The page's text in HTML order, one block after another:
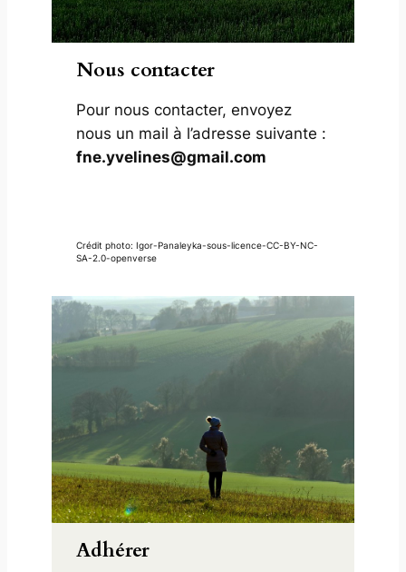
Nous contacter
Pour nous contacter, envoyez
nous un mail à l’adresse suivante :
fne.yvelines@gmail.com
Crédit photo: Igor-Panaleyka-sous-licence-CC-BY-NC-
SA-2.0-openverse
Adhérer